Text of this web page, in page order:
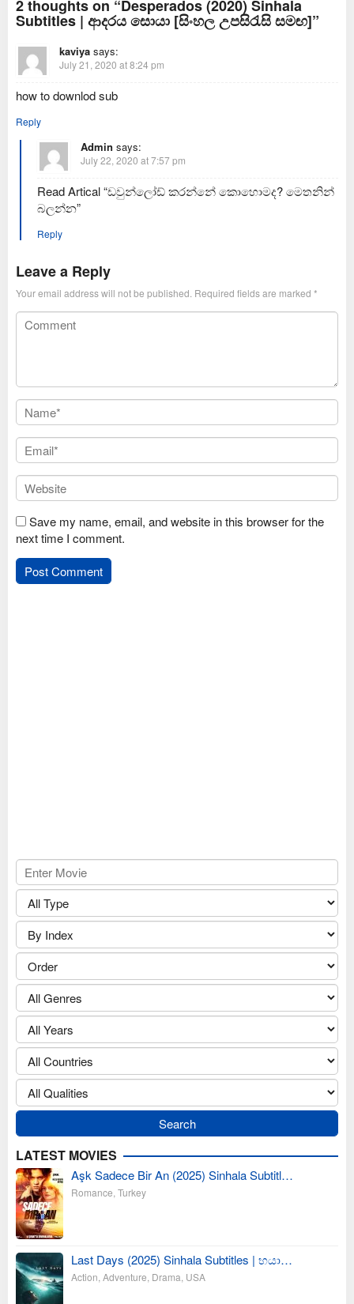
2 thoughts on “Desperados (2020) Sinhala
Subtitles | ආදරය සොයා [සිංහල උපසිරැසි සමඟ]”
kaviya says:
July 21, 2020 at 8:24 pm
how to downlod sub
Reply
Admin says:
July 22, 2020 at 7:57 pm
Read Artical “ඩවුන්ලෝඩ් කරන්නේ කොහොමද? මෙතනින්
බලන්න”
Reply
Leave a Reply
Your email address will not be published. Required fields are marked *
Save my name, email, and website in this browser for the
next time I comment.
LATEST MOVIES
Aşk Sadece Bir An (2025) Sinhala Subtitl…
Romance Turkey
Last Days (2025) Sinhala Subtitles | භයා…
Action Adventure Drama USA